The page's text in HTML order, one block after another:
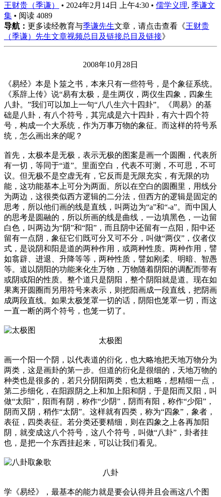
王财贵（季谦） • 2024年2月14日 上午4:30 • 儒学义理, 季谦文
集 • 阅读 4089
导航： 更多读经教育与季谦先生文章，请点击查看《王财贵
（季谦）先生文章视频总目及链接总目及链接》
2008年10月28日
《易经》本是卜筮之书，本来只有一些符号，是个象征系统。
《系辞上传》说“易有太极，是生两仪，两仪生四象，四象生
八卦。”我们可以加上一句“八八生六十四卦”。《周易》的基
础是八卦，有八个符号，其完成是六十四卦，有六十四个符
号，构成一个大系统，作为万事万物的象征。而这样的符号系
统，怎么画出来的呢？
首先，太极本是无极，表示无极的图案是画一个圆圈，代表所
有一切，等同于“道”。里面空白，代表不可测，不可思，不可
议。但无极不是空虚无有，它反而是无限充实，有无限的功
能，这功能基本上可分为两面。所以在空白的圆圈里，用线分
为两边，这很类似西方逻辑的二分法，但西方的逻辑是固定的
思考，所以他们画的线是直线，叫两边为“a”和“-a”。而中国人
的思考是圆融的，所以所画的线是曲线，一边填黑色，一边留
白色，叫两边为“阴”和“阳”，而且阴中还留有一点阳，阳中还
留有一点阴，象征它们既可分又可不分，叫做“两仪”，仪者仪
式，是说阴和阳是道的两种作用，或两种性质。两种作用，譬
如翕辟、进退、升降等等，两种性质，譬如刚柔、明暗、智愚
等。道以阴阳的功能来化生万物，万物随着阴阳的调配而带有
或阴或阳的性质。整个道只是阴阳，整个阴阳就是道。现在如
果离开圆圈而另用符号来表示，则把阳画成一段直线，把阴画
成两段直线。如果太极笼罩一切的话，阴阳也笼罩一切，而这
一直一断的两个符号，也笼一切了。
太极图
画一个阳一个阴，以代表道的衍化，也大略地把天地万物分为
两类，这是画卦的第一步。但道的衍化是很细的，天地万物的
种类也是很多的，若只分阴阳两类，也太粗略，想精细一点，
第二步细化，在阳跟阴之上和加上阳和阴，于是阳而又阳，叫
做“太阳”，阳而有阴，称作“少阴”，阴而有阳，称作“少阳”，
阴而又阴，稍作“太阴”。这样就有四类，称为“四象”，象者，
表征，四类表征。若分类还要精细，则在四象之上各再加阳
阴，就变成这八个符号，这八个符号，叫做“八卦”，卦者挂
也，是把一个东西挂起来，可以让我们看见。
八卦
学《易经》，最基本的能力就是要会认得并且会画这八个图